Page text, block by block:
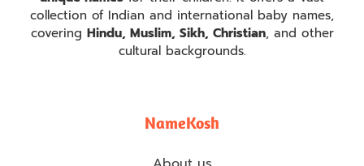
collection of Indian and international baby names,
covering Hindu, Muslim, Sikh, Christian, and other
cultural backgrounds.
NameKosh